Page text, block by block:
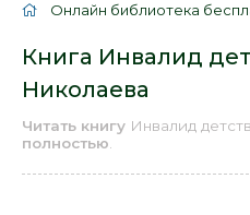
Онлайн библиотека
Книга Инвалид
Николаева
Читать книгу Инвалид
полностью